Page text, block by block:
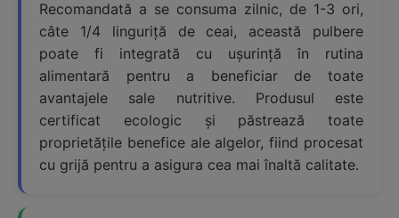
Recomandată a se consuma zilnic, de 1-3 ori,
câte 1/4 linguriță de ceai, această pulbere
poate fi integrată cu ușurință în rutina
alimentară pentru a beneficiar de toate
avantajele sale nutritive. Produsul este
certificat ecologic și păstrează toate
proprietățile benefice ale algelor, fiind procesat
cu grijă pentru a asigura cea mai înaltă calitate.